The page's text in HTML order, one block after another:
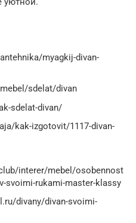
myagkij-divan-
sdelat/divan
sdelat-divan/
kak-izgotovit/1117-divan-
interer/mebel/osobennost
svoimi-rukami-master-klassy
divany/divan-svoimi-